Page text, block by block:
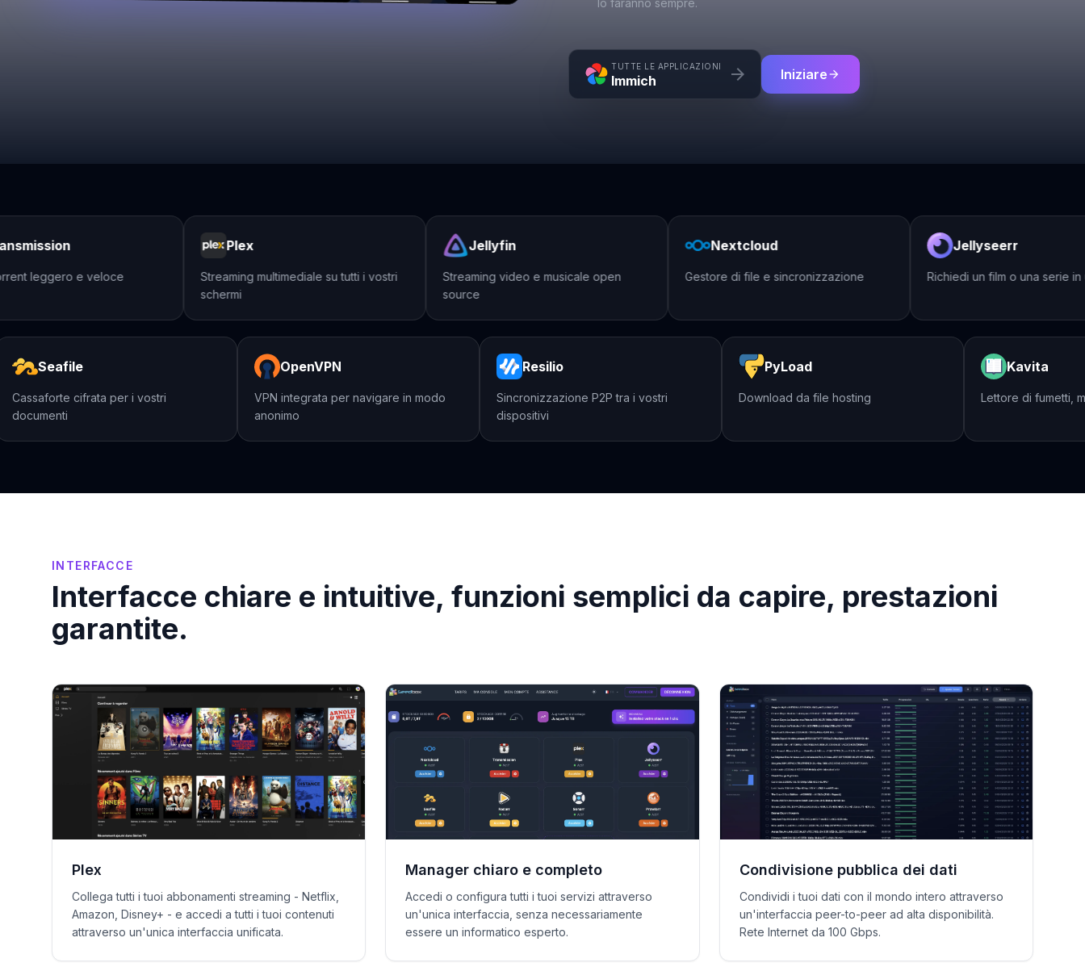
lo faranno sempre.
TUTTE LE APPLICAZIONI
Immich arrow_forward Iniziarearrow_forward
leggero e veloce
Plex
Streaming multimediale su tutti i vostri
schermi
Jellyfin
Streaming video e musicale open
source
Nextcloud
Gestore di file e sincronizzazione
Jellyseerr
Richiedi un film o una serie in
Seafile
Cassaforte cifrata per i vostri
documenti
OpenVPN
VPN integrata per navigare in modo
anonimo
Resilio
Sincronizzazione P2P tra i vostri
dispositivi
PyLoad
Download da file hosting
Kavita
Lettore di
INTERFACCE
Interfacce chiare e intuitive, funzioni semplici da capire, prestazioni
garantite.
Plex
Collega tutti i tuoi abbonamenti streaming - Netflix,
Amazon, Disney+ - e accedi a tutti i tuoi contenuti
attraverso un'unica interfaccia unificata.
Manager chiaro e completo
Accedi o configura tutti i tuoi servizi attraverso
un'unica interfaccia, senza necessariamente
essere un informatico esperto.
Condivisione pubblica dei dati
Condividi i tuoi dati con il mondo intero attraverso
un'interfaccia peer-to-peer ad alta disponibilità.
Rete Internet da 100 Gbps.